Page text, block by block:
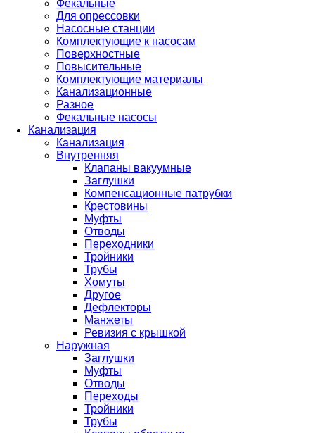
Фекальные
Для опрессовки
Насосные станции
Комплектующие к насосам
Поверхностные
Повысительные
Комплектующие материалы
Канализационные
Разное
Фекальные насосы
Канализация
Канализация
Внутренняя
Клапаны вакуумные
Заглушки
Компенсационные патрубки
Крестовины
Муфты
Отводы
Переходники
Тройники
Трубы
Хомуты
Другое
Дефлекторы
Манжеты
Ревизия с крышкой
Наружная
Заглушки
Муфты
Отводы
Переходы
Тройники
Трубы